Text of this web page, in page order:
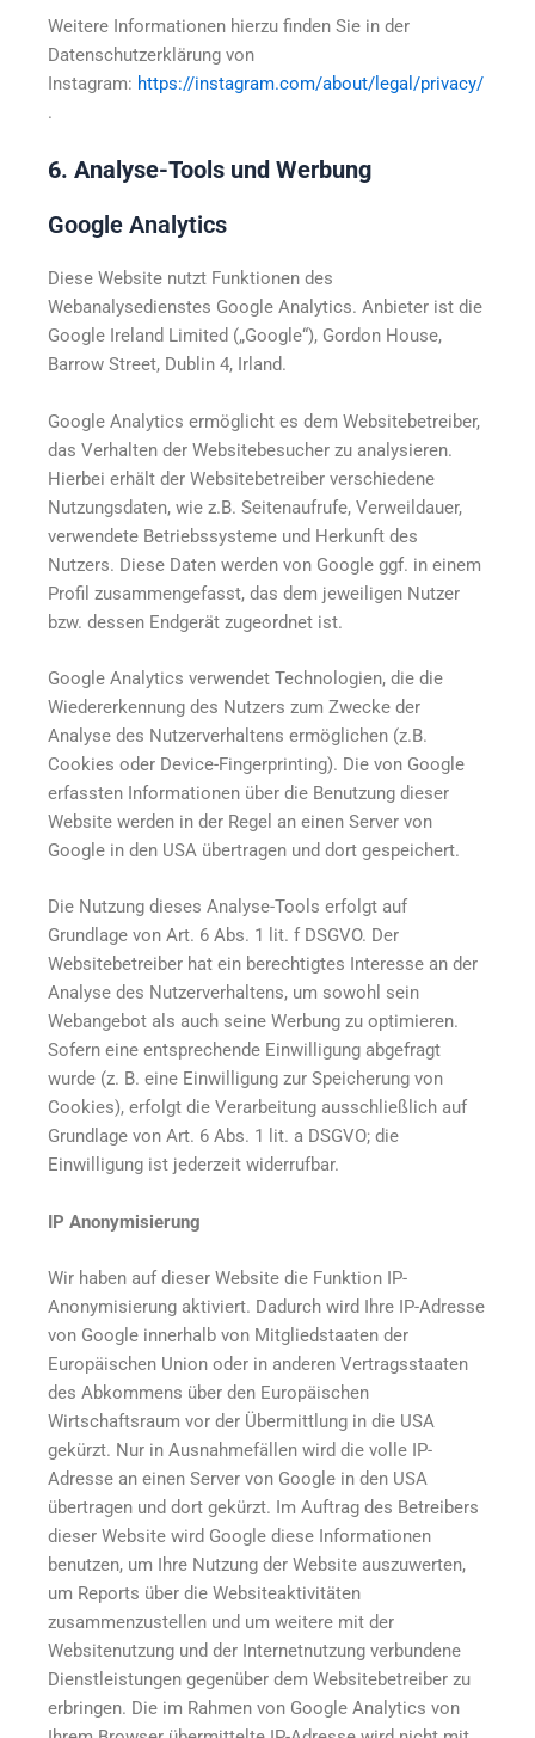
Weitere Informationen hierzu finden Sie in der
Datenschutzerklärung von
Instagram: https://instagram.com/about/legal/privacy/
.
6. Analyse-Tools und Werbung
Google Analytics
Diese Website nutzt Funktionen des
Webanalysedienstes Google Analytics. Anbieter ist die
Google Ireland Limited („Google“), Gordon House,
Barrow Street, Dublin 4, Irland.
Google Analytics ermöglicht es dem Websitebetreiber,
das Verhalten der Websitebesucher zu analysieren.
Hierbei erhält der Websitebetreiber verschiedene
Nutzungsdaten, wie z.B. Seitenaufrufe, Verweildauer,
verwendete Betriebssysteme und Herkunft des
Nutzers. Diese Daten werden von Google ggf. in einem
Profil zusammengefasst, das dem jeweiligen Nutzer
bzw. dessen Endgerät zugeordnet ist.
Google Analytics verwendet Technologien, die die
Wiedererkennung des Nutzers zum Zwecke der
Analyse des Nutzerverhaltens ermöglichen (z.B.
Cookies oder Device-Fingerprinting). Die von Google
erfassten Informationen über die Benutzung dieser
Website werden in der Regel an einen Server von
Google in den USA übertragen und dort gespeichert.
Die Nutzung dieses Analyse-Tools erfolgt auf
Grundlage von Art. 6 Abs. 1 lit. f DSGVO. Der
Websitebetreiber hat ein berechtigtes Interesse an der
Analyse des Nutzerverhaltens, um sowohl sein
Webangebot als auch seine Werbung zu optimieren.
Sofern eine entsprechende Einwilligung abgefragt
wurde (z. B. eine Einwilligung zur Speicherung von
Cookies), erfolgt die Verarbeitung ausschließlich auf
Grundlage von Art. 6 Abs. 1 lit. a DSGVO; die
Einwilligung ist jederzeit widerrufbar.
IP Anonymisierung
Wir haben auf dieser Website die Funktion IP-
Anonymisierung aktiviert. Dadurch wird Ihre IP-Adresse
von Google innerhalb von Mitgliedstaaten der
Europäischen Union oder in anderen Vertragsstaaten
des Abkommens über den Europäischen
Wirtschaftsraum vor der Übermittlung in die USA
gekürzt. Nur in Ausnahmefällen wird die volle IP-
Adresse an einen Server von Google in den USA
übertragen und dort gekürzt. Im Auftrag des Betreibers
dieser Website wird Google diese Informationen
benutzen, um Ihre Nutzung der Website auszuwerten,
um Reports über die Websiteaktivitäten
zusammenzustellen und um weitere mit der
Websitenutzung und der Internetnutzung verbundene
Dienstleistungen gegenüber dem Websitebetreiber zu
erbringen. Die im Rahmen von Google Analytics von